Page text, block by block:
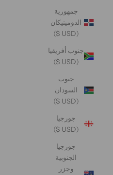
جمهورية
الدومينيكان
(USD $)
جنوب أفريقيا
(USD $)
جنوب
السودان
(USD $)
جورجيا
(USD $)
جورجيا
الجنوبية
وجزر